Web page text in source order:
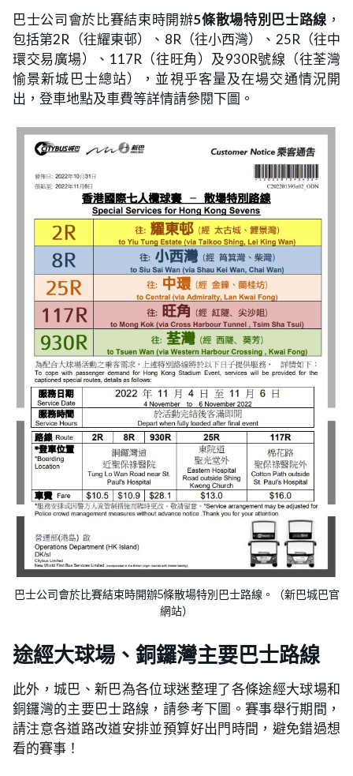
巴士公司會於比賽結束時開辦5條散場特別巴士路線 ，
包括第2R（往耀東邨）、8R（往小西灣）、25R（往中
環交易廣場）、117R（往旺角）及930R號線（往荃灣
愉景新城巴士總站），並視乎客量及在場交通情況開
出，登車地點及車費等詳情請參閱下圖。
巴士公司會於比賽結束時開辦5條散場特別巴士路線。（新巴城巴官
網站）
途經大球場、銅鑼灣主要巴士路線
此外，城巴、新巴為各位球迷整理了各條途經大球場和
銅鑼灣的主要巴士路線，請參考下圖。賽事舉行期間，
請注意各道路改道安排並預算好出門時間，避免錯過想
看的賽事！